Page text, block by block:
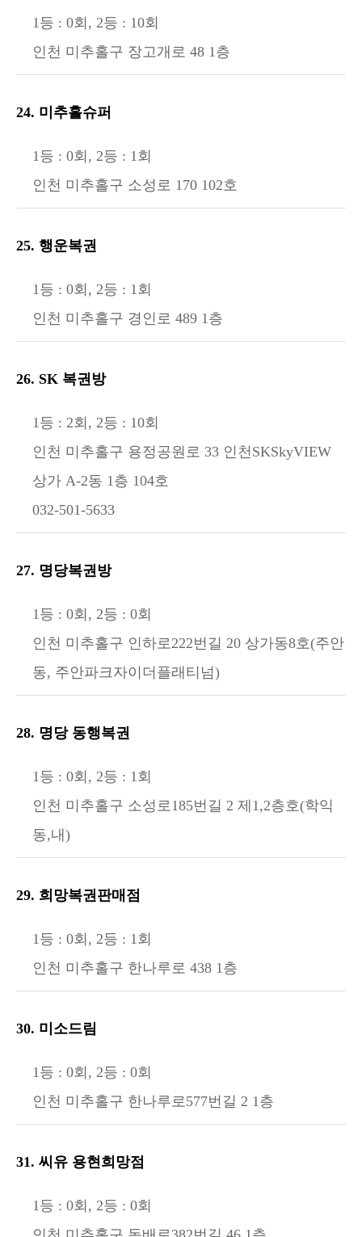
1등 : 0회, 2등 : 10회
인천 미추홀구 장고개로 48 1층
24. 미추홀슈퍼
1등 : 0회, 2등 : 1회
인천 미추홀구 소성로 170 102호
25. 행운복권
1등 : 0회, 2등 : 1회
인천 미추홀구 경인로 489 1층
26. SK 복권방
1등 : 2회, 2등 : 10회
인천 미추홀구 용정공원로 33 인천SKSkyVIEW
상가 A-2동 1층 104호
032-501-5633
27. 명당복권방
1등 : 0회, 2등 : 0회
인천 미추홀구 인하로222번길 20 상가동8호(주안
동, 주안파크자이더플래티넘)
28. 명당 동행복권
1등 : 0회, 2등 : 1회
인천 미추홀구 소성로185번길 2 제1,2층호(학익
동,내)
29. 희망복권판매점
1등 : 0회, 2등 : 1회
인천 미추홀구 한나루로 438 1층
30. 미소드림
1등 : 0회, 2등 : 0회
인천 미추홀구 한나루로577번길 2 1층
31. 씨유 용현희망점
1등 : 0회, 2등 : 0회